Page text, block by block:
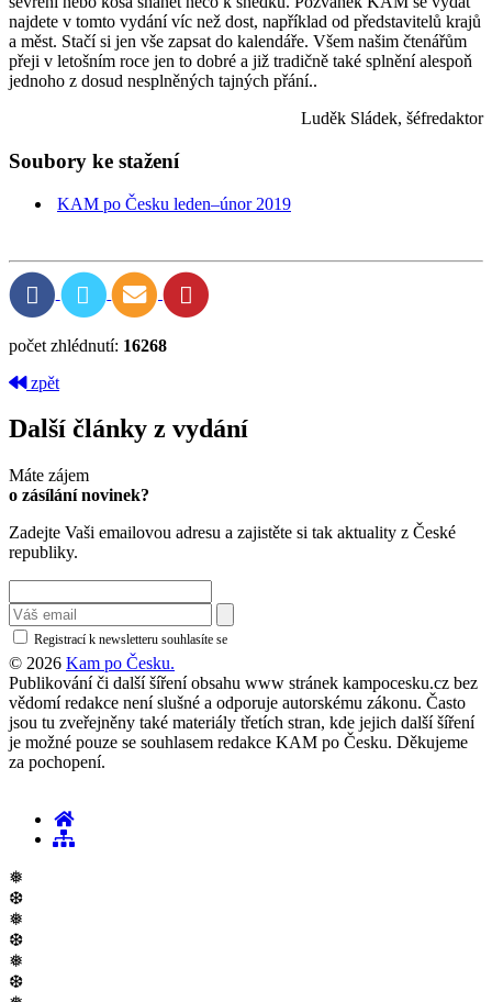
najdete v tomto vydání víc než dost, například od představitelů krajů
a měst. Stačí si jen vše zapsat do kalendáře. Všem našim čtenářům
přeji v letošním roce jen to dobré a již tradičně také splnění alespoň
jednoho z dosud nesplněných tajných přání..
Luděk Sládek, šéfredaktor
Soubory ke stažení
KAM po Česku leden–únor 2019
počet zhlédnutí: 16268
zpět
Další články z vydání
Máte zájem
o zásílání novinek?
Zadejte Vaši emailovou adresu a zajistěte si tak aktuality z České
republiky.
Registrací k newsletteru souhlasíte se
© 2026 Kam po Česku.
Publikování či další šíření obsahu www stránek kampocesku.cz bez
vědomí redakce není slušné a odporuje autorskému zákonu. Často
jsou tu zveřejněny také materiály třetích stran, kde jejich další šíření
je možné pouze se souhlasem redakce KAM po Česku. Děkujeme
za pochopení.
❅
❆
❅
❆
❅
❆